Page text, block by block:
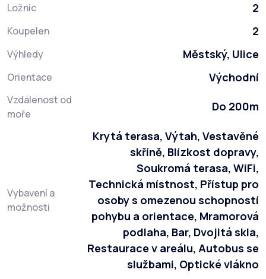
Ložnic 2
Koupelen 2
Výhledy Městský, Ulice
Orientace Východní
Vzdálenost od
moře
Do 200m
Vybavení a
možnosti
Krytá terasa, Výtah, Vestavěné
skříně, Blízkost dopravy,
Soukromá terasa, WiFi,
Technická místnost, Přístup pro
osoby s omezenou schopností
pohybu a orientace, Mramorová
podlaha, Bar, Dvojitá skla,
Restaurace v areálu, Autobus se
službami, Optické vlákno